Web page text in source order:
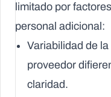
limitado por
personal adicional:
Variabilidad de
proveedor
claridad.